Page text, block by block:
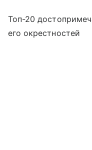
Топ-20
его окрестностей